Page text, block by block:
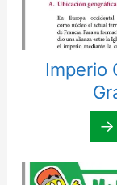
Imperio
→